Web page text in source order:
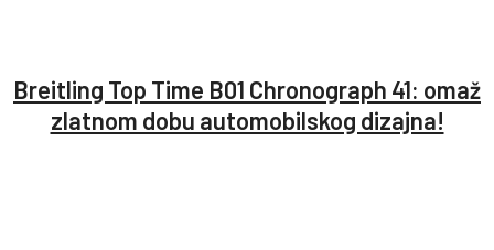
Breitling Top Time B01 Chronograph 41: omaž
zlatnom dobu automobilskog dizajna!